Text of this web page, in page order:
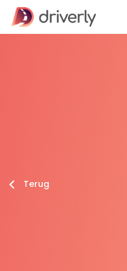
Terug